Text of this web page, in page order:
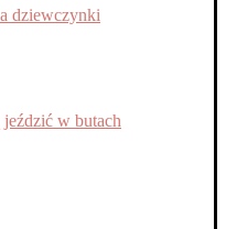
dziewczynki
w butach